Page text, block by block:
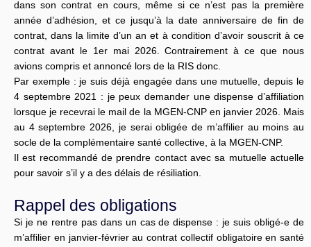
dans son contrat en cours, même si ce n’est pas la première
année d’adhésion, et ce jusqu’à la date anniversaire de fin de
contrat, dans la limite d’un an et à condition d’avoir souscrit à ce
contrat avant le 1er mai 2026. Contrairement à ce que nous
avions compris et annoncé lors de la RIS donc.
Par exemple : je suis déjà engagée dans une mutuelle, depuis le
4 septembre 2021 : je peux demander une dispense d’affiliation
lorsque je recevrai le mail de la MGEN-CNP en janvier 2026. Mais
au 4 septembre 2026, je serai obligée de m’affilier au moins au
socle de la complémentaire santé collective, à la MGEN-CNP.
Il est recommandé de prendre contact avec sa mutuelle actuelle
pour savoir s’il y a des délais de résiliation.
Rappel des obligations
Si je ne rentre pas dans un cas de dispense : je suis obligé-e de
m’affilier en janvier-février au contrat collectif obligatoire en santé